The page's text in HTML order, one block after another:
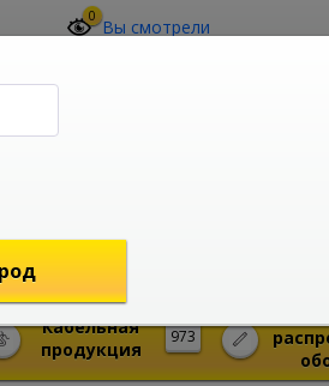
0 Вы смотрели
973
Кабельная
продукция